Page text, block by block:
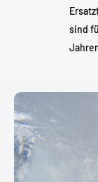
sind